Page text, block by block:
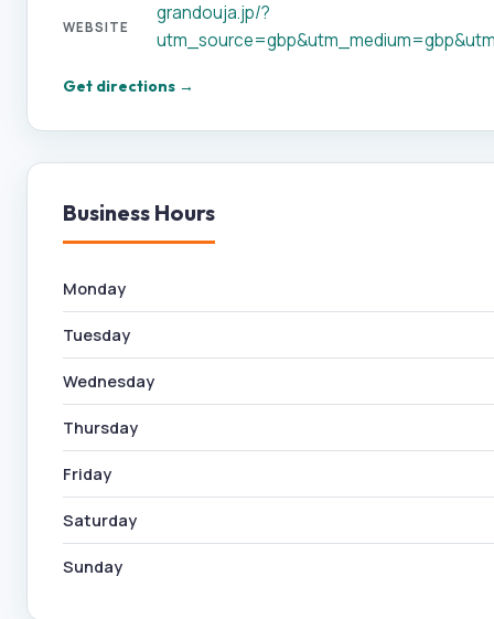
WEBSITE
grandouja.jp/?
Get directions →
Business Hours
Monday
Tuesday
Wednesday
Thursday
Friday
Saturday
Sunday